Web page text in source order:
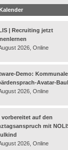
| Recruiting jetzt
2026, Online
Demo:
Avatar-
2026, Online
vorbereitet auf den
mit
2026, Online